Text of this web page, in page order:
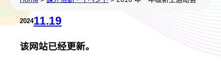
202411.19
该网站已经更新。